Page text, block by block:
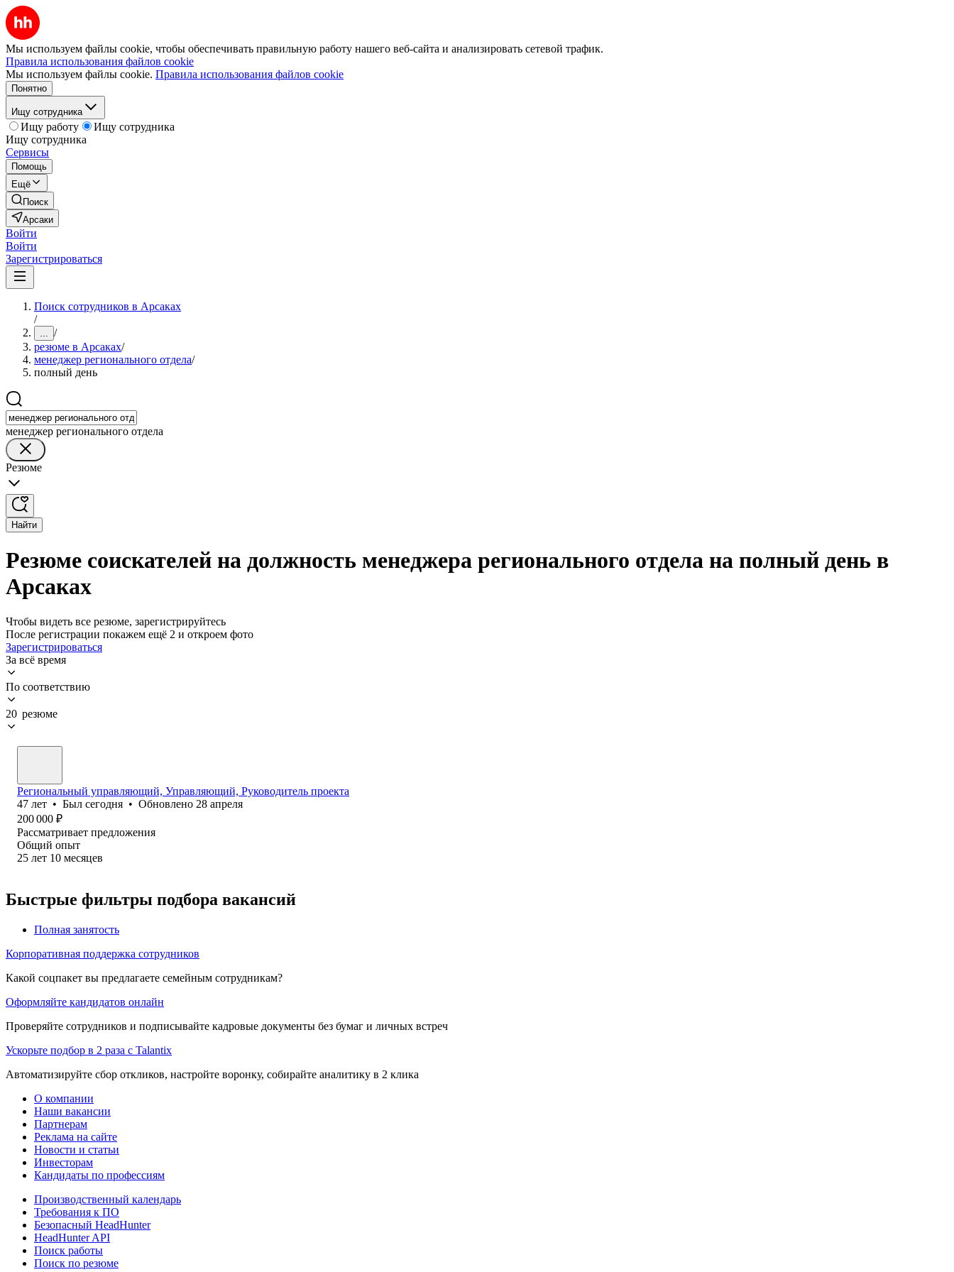
Мы используем файлы cookie, чтобы обеспечивать правильную работу нашего веб-сайта и анализировать сетевой трафик.
Правила использования файлов cookie
Мы используем файлы cookie. Правила использования файлов cookie
Понятно
Ищу сотрудника
Ищу работу
Ищу сотрудника
Ищу сотрудника
Сервисы
Помощь
Ещё
Поиск
Арсаки
Войти
Войти
Зарегистрироваться
Поиск сотрудников в Арсаках
/
... /
резюме в Арсаках/
менеджер регионального отдела/
полный день
менеджер регионального отдела
Резюме
Найти
Резюме соискателей на должность менеджера регионального отдела на полный день в
Арсаках
Чтобы видеть все резюме, зарегистрируйтесь
После регистрации покажем ещё 2 и откроем фото
Зарегистрироваться
За всё время
По соответствию
20 резюме
Региональный управляющий, Управляющий, Руководитель проекта
47 лет • Был сегодня • Обновлено 28 апреля
200 000 ₽
Рассматривает предложения
Общий опыт
25 лет 10 месяцев
Быстрые фильтры подбора вакансий
Полная занятость
Корпоративная поддержка сотрудников
Какой соцпакет вы предлагаете семейным сотрудникам?
Оформляйте кандидатов онлайн
Проверяйте сотрудников и подписывайте кадровые документы без бумаг и личных встреч
Ускорьте подбор в 2 раза с Talantix
Автоматизируйте сбор откликов, настройте воронку, собирайте аналитику в 2 клика
О компании
Наши вакансии
Партнерам
Реклама на сайте
Новости и статьи
Инвесторам
Кандидаты по профессиям
Производственный календарь
Требования к ПО
Безопасный HeadHunter
HeadHunter API
Поиск работы
Поиск по резюме